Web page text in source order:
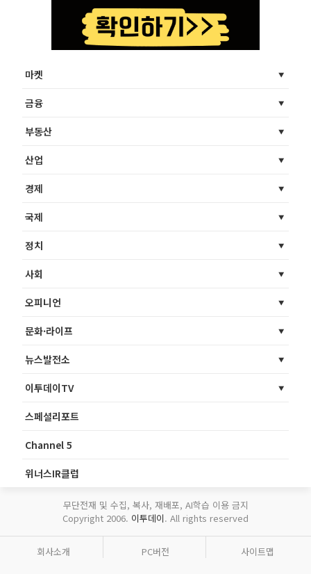
마켓
금융
부동산
산업
경제
국제
정치
사회
오피니언
문화·라이프
뉴스발전소
이투데이TV
스페셜리포트
Channel 5
위너스IR클럽
무단전재 및 수집, 복사, 재배포, AI학습 이용 금지
Copyright 2006. 이투데이. All rights reserved
회사소개 PC버전 사이트맵